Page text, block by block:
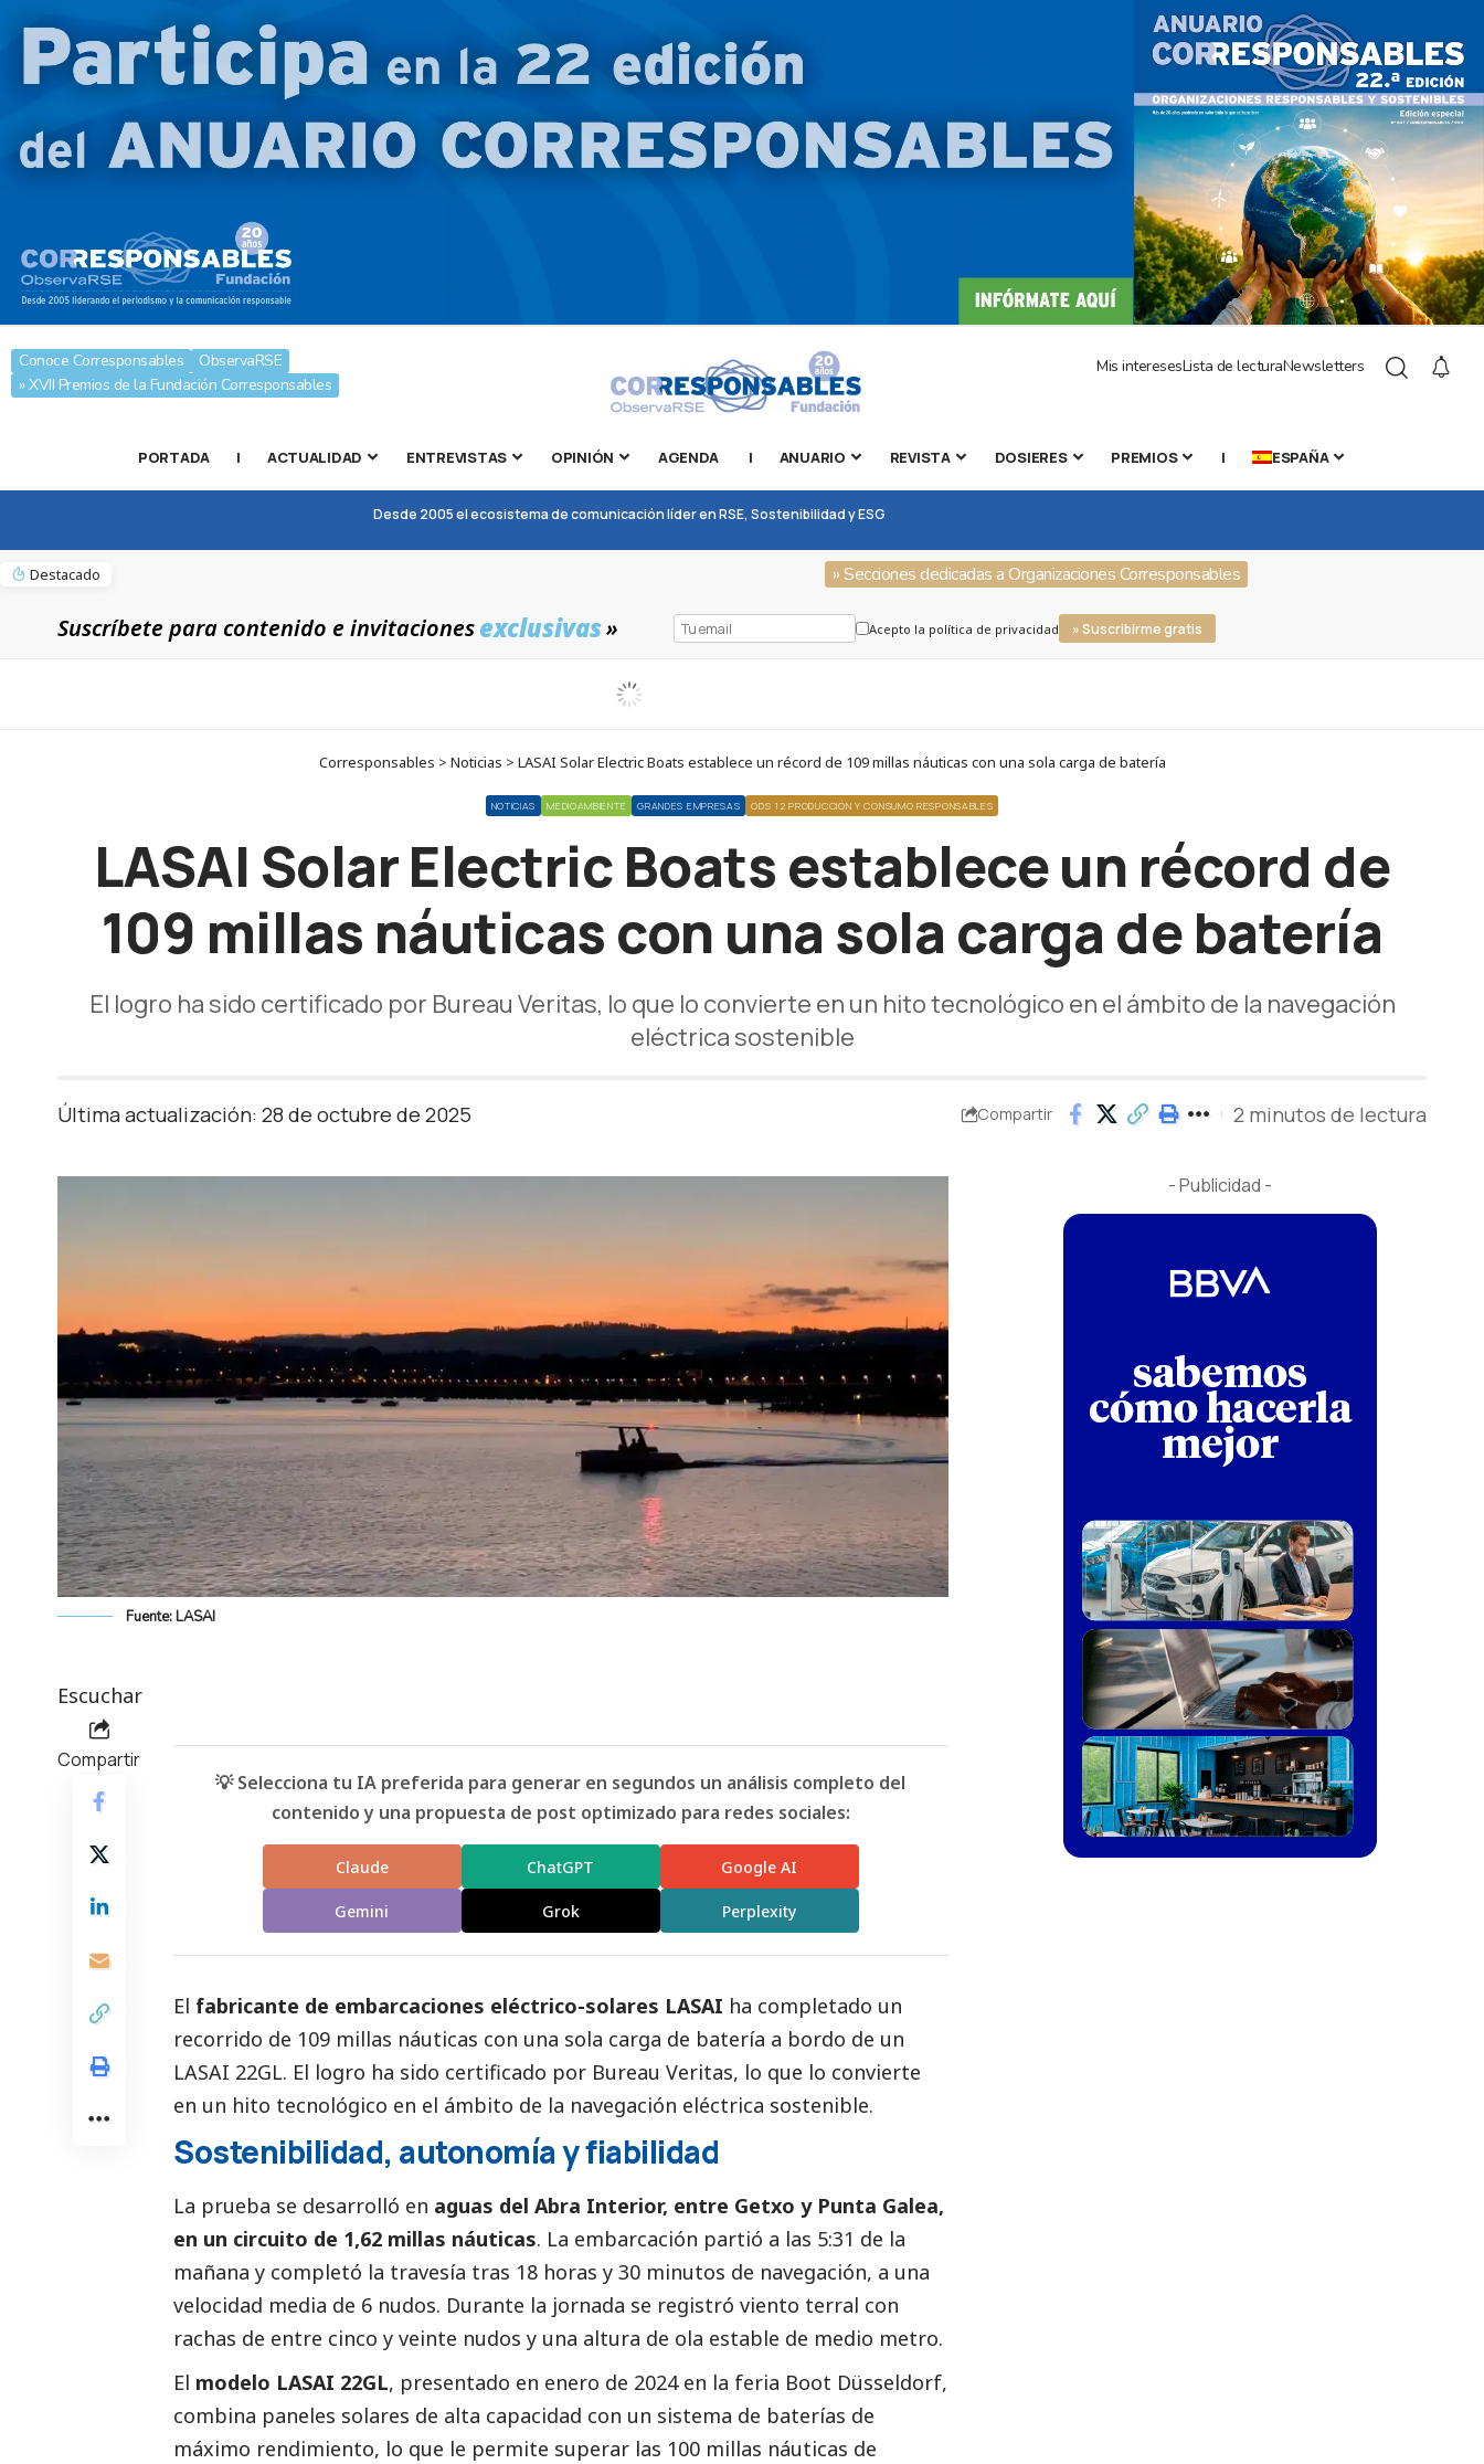
Conoce Corresponsables
ObservaRSE
» XVII Premios de la Fundación Corresponsables
Mis interesesLista de lecturaNewsletters
PORTADA | ACTUALIDAD ENTREVISTAS OPINIÓN AGENDA | ANUARIO REVISTA DOSIERES PREMIOS | ESPAÑA
Desde 2005 el ecosistema de comunicación líder en RSE, Sostenibilidad y ESG
Destacado » Secciones dedicadas a Organizaciones Corresponsables
Suscríbete para contenido e invitacionesexclusivas» Acepto la política de privacidad » Suscribirme gratis
Corresponsables > Noticias > LASAI Solar Electric Boats establece un récord de 109 millas náuticas con una sola carga de batería
NOTICIAS MEDIOAMBIENTE GRANDES EMPRESAS ODS 12 PRODUCCIÓN Y CONSUMO RESPONSABLES
LASAI Solar Electric Boats establece un récord de
109 millas náuticas con una sola carga de batería
El logro ha sido certificado por Bureau Veritas, lo que lo convierte en un hito tecnológico en el ámbito de la navegación
eléctrica sostenible
Última actualización: 28 de octubre de 2025 Compartir 2 minutos de lectura
Fuente: LASAI
Escuchar
Compartir
💡 Selecciona tu IA preferida para generar en segundos un análisis completo del
contenido y una propuesta de post optimizado para redes sociales:
Claude ChatGPT Google AI
Gemini Grok Perplexity
El fabricante de embarcaciones eléctrico-solares LASAI ha completado un
recorrido de 109 millas náuticas con una sola carga de batería a bordo de un
LASAI 22GL. El logro ha sido certificado por Bureau Veritas, lo que lo convierte
en un hito tecnológico en el ámbito de la navegación eléctrica sostenible.
Sostenibilidad, autonomía y fiabilidad
La prueba se desarrolló en aguas del Abra Interior, entre Getxo y Punta Galea,
en un circuito de 1,62 millas náuticas. La embarcación partió a las 5:31 de la
mañana y completó la travesía tras 18 horas y 30 minutos de navegación, a una
velocidad media de 6 nudos. Durante la jornada se registró viento terral con
rachas de entre cinco y veinte nudos y una altura de ola estable de medio metro.
El modelo LASAI 22GL, presentado en enero de 2024 en la feria Boot Düsseldorf,
combina paneles solares de alta capacidad con un sistema de baterías de
máximo rendimiento, lo que le permite superar las 100 millas náuticas de
- Publicidad -